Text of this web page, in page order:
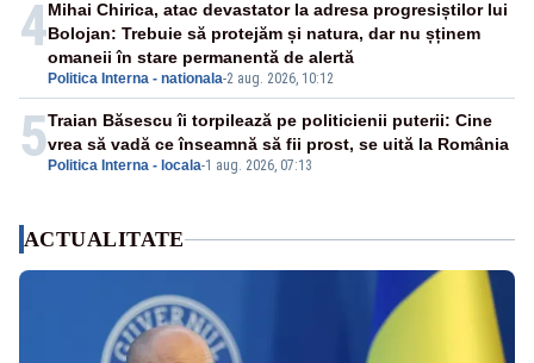
4
Politica Interna - nationala-2 aug. 2026, 10:12
Mihai Chirica, atac devastator la adresa progresiștilor lui
Bolojan: Trebuie să protejăm și natura, dar nu șținem
omaneii în stare permanentă de alertă
5 Politica Interna - locala-1 aug. 2026, 07:13
Traian Băsescu îi torpilează pe politicienii puterii: Cine
vrea să vadă ce înseamnă să fii prost, se uită la România
ACTUALITATE